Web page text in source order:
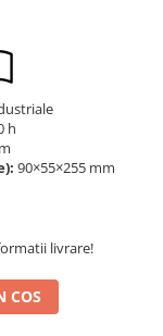
h
90×55×255 mm
livrare!
COS